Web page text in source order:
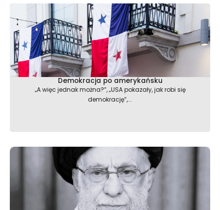
Demokracja po amerykańsku
„A więc jednak można?”, „USA pokazały, jak robi się
demokrację”,...